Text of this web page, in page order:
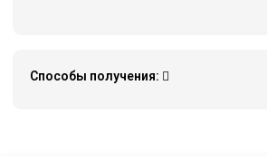
Способы получения: